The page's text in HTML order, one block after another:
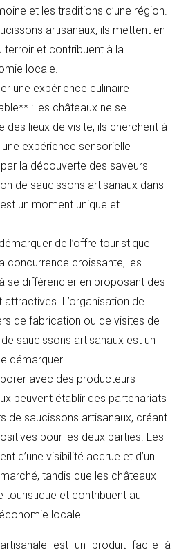
et les traditions d’une région.
artisanaux, ils mettent en
terroir et contribuent à la
locale.
une expérience culinaire
: les châteaux ne se
des lieux de visite, ils cherchent à
expérience sensorielle
la découverte des saveurs
de saucissons artisanaux dans
un moment unique et
de l’offre touristique
concurrence croissante, les
se différencier en proposant des
L’organisation de
de fabrication ou de visites de
saucissons artisanaux est un
démarquer.
avec des producteurs
peuvent établir des partenariats
de saucissons artisanaux, créant
pour les deux parties. Les
d’une visibilité accrue et d’un
tandis que les châteaux
touristique et contribuent au
locale.
est un produit facile à